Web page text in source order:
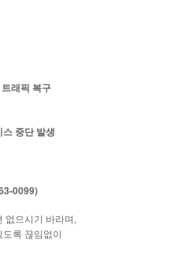
래픽 복구
중단 발생
0099)
없으시기 바라며,
록 끊임없이